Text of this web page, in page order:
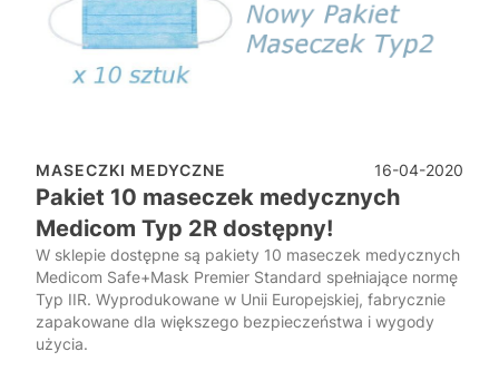
MASECZKI MEDYCZNE 16-04-2020
Pakiet 10 maseczek medycznych
Medicom Typ 2R dostępny!
W sklepie dostępne są pakiety 10 maseczek medycznych
Medicom Safe+Mask Premier Standard spełniające normę
Typ IIR. Wyprodukowane w Unii Europejskiej, fabrycznie
zapakowane dla większego bezpieczeństwa i wygody
użycia.